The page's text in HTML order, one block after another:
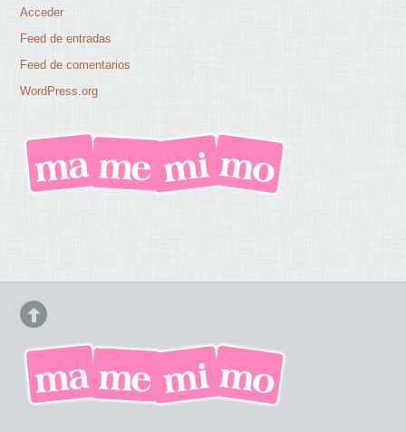
Acceder
Feed de entradas
Feed de comentarios
WordPress.org